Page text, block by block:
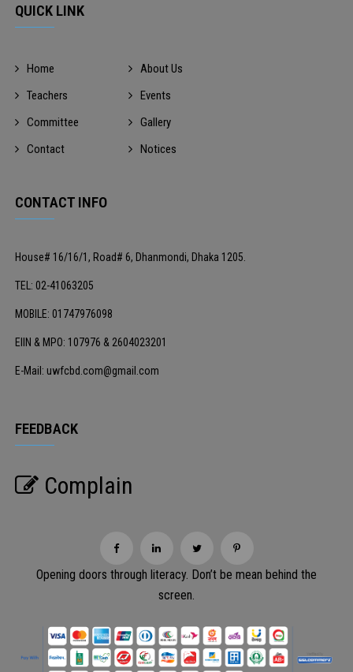
QUICK LINK
Home
About Us
Teachers
Events
Committee
Gallery
Contact
Notices
CONTACT INFO
House# 16/16/1, Road# 6, Dhanmondi, Dhaka 1205.
TEL: 02-41063205
MOBILE: 01747976098
EIIN & MPO: 107976 & 2604023201
E-Mail: uwfcbd.com@gmail.com
FEEDBACK
Complain
Opening doors through literacy. Don’t be mean behind the
screen.